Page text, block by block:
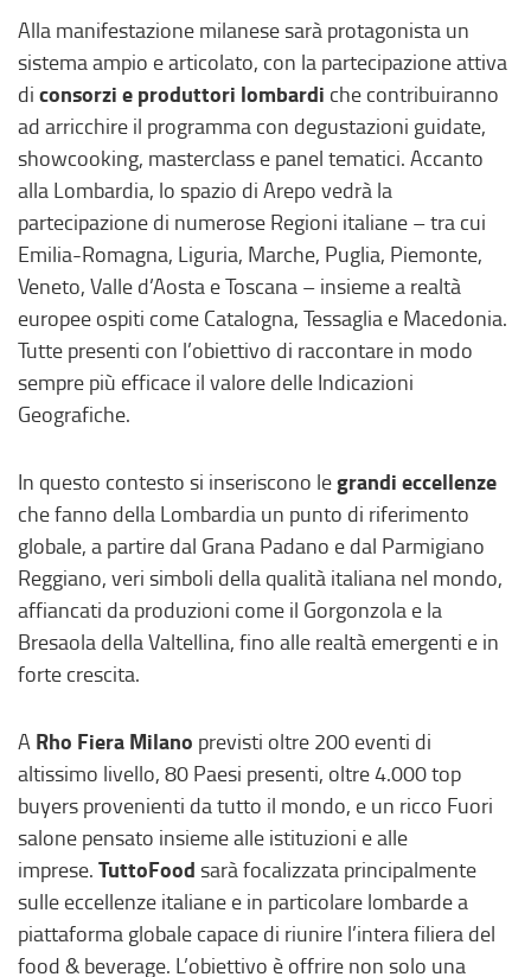
n
s
Alla manifestazione milanese sarà protagonista un
sistema ampio e articolato, con la partecipazione attiva
di consorzi e produttori lombardi che contribuiranno
ad arricchire il programma con degustazioni guidate,
showcooking, masterclass e panel tematici. Accanto
alla Lombardia, lo spazio di Arepo vedrà la
partecipazione di numerose Regioni italiane – tra cui
Emilia-Romagna, Liguria, Marche, Puglia, Piemonte,
Veneto, Valle d’Aosta e Toscana – insieme a realtà
europee ospiti come Catalogna, Tessaglia e Macedonia.
Tutte presenti con l’obiettivo di raccontare in modo
sempre più efficace il valore delle Indicazioni
Geografiche.
In questo contesto si inseriscono legrandi eccellenze
che fanno della Lombardia un punto di riferimento
globale, a partire dal Grana Padano e dal Parmigiano
Reggiano, veri simboli della qualità italiana nel mondo,
affiancati da produzioni come il Gorgonzola e la
Bresaola della Valtellina, fino alle realtà emergenti e in
forte crescita.
A Rho Fiera Milano previsti oltre 200 eventi di
altissimo livello, 80 Paesi presenti, oltre 4.000 top
buyers provenienti da tutto il mondo, e un ricco Fuori
salone pensato insieme alle istituzioni e alle
imprese. TuttoFood sarà focalizzata principalmente
sulle eccellenze italiane e in particolare lombarde a
piattaforma globale capace di riunire l’intera filiera del
food & beverage. L’obiettivo è offrire non solo una